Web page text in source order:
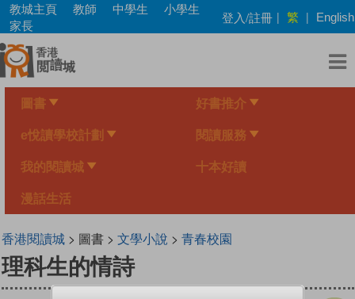
Skip
main
content
教城主頁 教師 中學生
小學生
家長
登入/註冊 | 繁 | English
圖書 好書推介
e悅讀學校計劃 閱讀服務
我的閱讀城 十本好讀
漫話生活
香港閱讀城> 圖書 > 文學小說 > 青春校園
理科生的情詩